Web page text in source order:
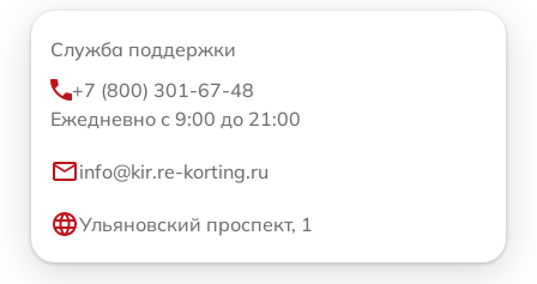
Служба поддержки
+7 (800) 301-67-48
Ежедневно с 9:00 до 21:00
info@kir.re-korting.ru
Ульяновский проспект, 1